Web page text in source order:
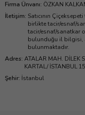
Firma Ünvanı: ÖZKAN
İletişim: Satıcının
birlikte tacir/esnaf/
tacir/esnaf/sanatkar
bulunduğu il bilgisi,
bulunmaktadır.
Adres: ATALAR MAH. DİLEK
KARTAL/ İSTANBUL
Şehir: İstanbul